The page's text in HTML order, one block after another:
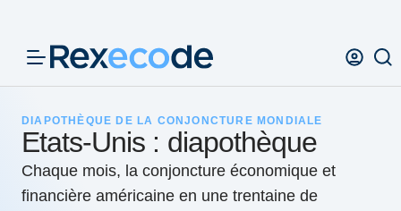
DIAPOTHÈQUE DE LA CONJONCTURE MONDIALE
Etats-Unis : diapothèque
Chaque mois, la conjoncture économique et
financière américaine en une trentaine de